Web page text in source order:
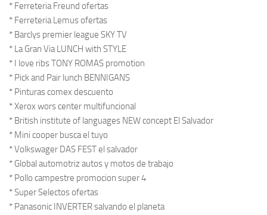
* Ferreteria Freund ofertas
* Ferreteria Lemus ofertas
* Barclys premier league SKY TV
* La Gran Via LUNCH with STYLE
* I love ribs TONY ROMAS promotion
* Pick and Pair lunch BENNIGANS
* Pinturas comex descuento
* Xerox wors center multifuncional
* British institute of languages NEW concept El Salvador
* Mini cooper busca el tuyo
* Volkswager DAS FEST el salvador
* Global automotriz autos y motos de trabajo
* Pollo campestre promocion super 4
* Super Selectos ofertas
* Panasonic INVERTER salvando el planeta